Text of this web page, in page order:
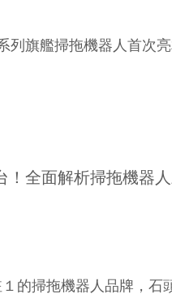
旗艦掃拖機器人首次亮
！全面解析掃拖機器
掃拖機器人品牌，石